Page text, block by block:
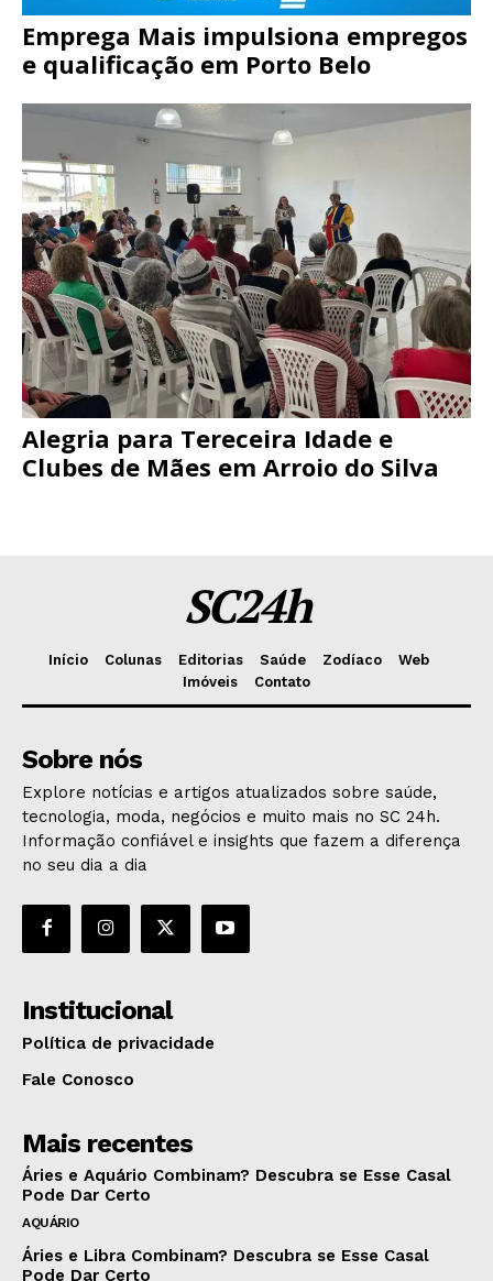
Emprega Mais impulsiona empregos
e qualificação em Porto Belo
Alegria para Tereceira Idade e
Clubes de Mães em Arroio do Silva
SC24h
Início Colunas Editorias Saúde Zodíaco
Web
Imóveis
Contato
Sobre nós
Explore notícias e artigos atualizados sobre saúde,
tecnologia, moda, negócios e muito mais no SC 24h.
Informação confiável e insights que fazem a diferença
no seu dia a dia
Institucional
Política de privacidade
Fale Conosco
Mais recentes
Áries e Aquário Combinam? Descubra se Esse Casal
Pode Dar Certo
AQUÁRIO
Áries e Libra Combinam? Descubra se Esse Casal
Pode Dar Certo